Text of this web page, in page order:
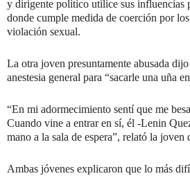
y dirigente político utilice sus influencias
donde cumple medida de coerción por los
violación sexual.
La otra joven presuntamente abusada
anestesia general para “sacarle una uña
“En mi adormecimiento sentí que me
Cuando vine a entrar en sí, él -Lenin
mano a la sala de espera”, relató la joven
Ambas jóvenes explicaron que lo más